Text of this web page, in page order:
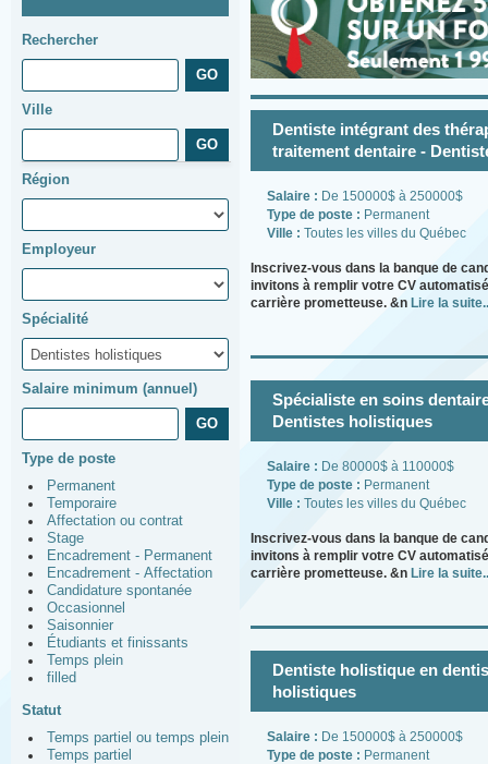
Rechercher
Ville
Région
Employeur
Spécialité
Salaire minimum (annuel)
Type de poste
Permanent
Temporaire
Affectation ou contrat
Stage
Encadrement - Permanent
Encadrement - Affectation
Candidature spontanée
Occasionnel
Saisonnier
Étudiants et finissants
Temps plein
filled
Statut
Temps partiel ou temps plein
Temps partiel
Dentiste intégrant des
traitement dentaire -
Salaire : De 150000$ à 250000$
Type de poste : Permanent
Ville : Toutes les villes du Québec
Inscrivez-vous dans la banque de
invitons à remplir votre CV
carrière prometteuse. &n Lire la
Spécialiste en soins
Dentistes holistiques
Salaire : De 80000$ à 110000$
Type de poste : Permanent
Ville : Toutes les villes du Québec
Inscrivez-vous dans la banque de
invitons à remplir votre CV
carrière prometteuse. &n Lire la
Dentiste holistique en
holistiques
Salaire : De 150000$ à 250000$
Type de poste : Permanent